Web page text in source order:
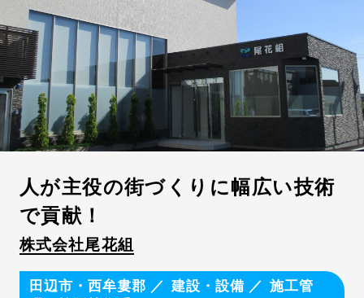
資格取得をバックアップ
年間休日数110日以上 完全週休2日制
実力主義の給与体系を導入
平均残業時間が月20時間以内
入社3年以内の定着率90%以上
社宅・家賃補助制度あり
出産・育児支援制度が整備
転勤なし・勤務地限定
人が主役の街づくりに幅広い技術
で貢献！
株式会社尾花組
田辺市・西牟婁郡 建設・設備
施工管